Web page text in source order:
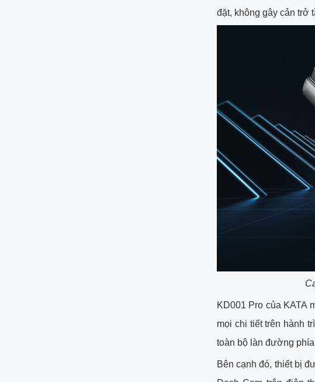
đặt, không gây cản trở
KD001 Pro của KATA
mọi chi tiết trên hành
toàn bộ làn đường
Bên cạnh đó, thiết bị